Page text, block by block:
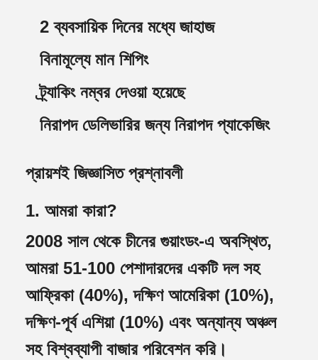
2 ব্যবসায়িক দিনের মধ্যে জাহাজ
বিনামূল্যে মান শিপিং
ট্র্যাকিং নম্বর দেওয়া হয়েছে
নিরাপদ ডেলিভারির জন্য নিরাপদ প্যাকেজিং
প্রায়শই জিজ্ঞাসিত প্রশ্নাবলী
1. আমরা কারা?
2008 সাল থেকে চীনের গুয়াংডং-এ অবস্থিত,
আমরা 51-100 পেশাদারদের একটি দল সহ
আফ্রিকা (40%), দক্ষিণ আমেরিকা (10%),
দক্ষিণ-পূর্ব এশিয়া (10%) এবং অন্যান্য অঞ্চল
সহ বিশ্বব্যাপী বাজার পরিবেশন করি।